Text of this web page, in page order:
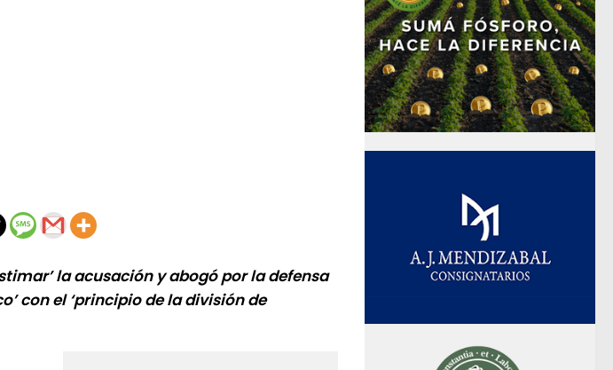
la acusación y abogó por la defensa
con el ‘principio de la división de